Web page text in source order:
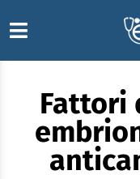
Fattori